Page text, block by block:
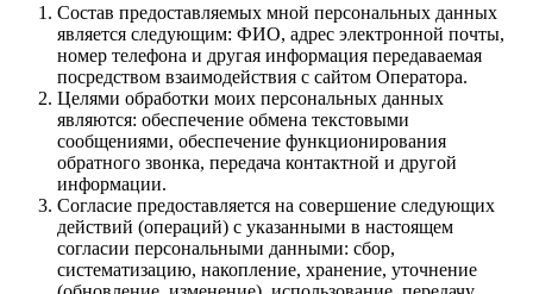
Состав предоставляемых мной персональных данных
является следующим: ФИО, адрес электронной почты,
номер телефона и другая информация передаваемая
посредством взаимодействия с сайтом Оператора.
Целями обработки моих персональных данных
являются: обеспечение обмена текстовыми
сообщениями, обеспечение функционирования
обратного звонка, передача контактной и другой
информации.
Согласие предоставляется на совершение следующих
действий (операций) с указанными в настоящем
согласии персональными данными: сбор,
систематизацию, накопление, хранение, уточнение